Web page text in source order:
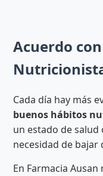
Acuerdo
Cada día hay más
buenos hábitos
un estado de
necesidad de bajar
En Farmacia